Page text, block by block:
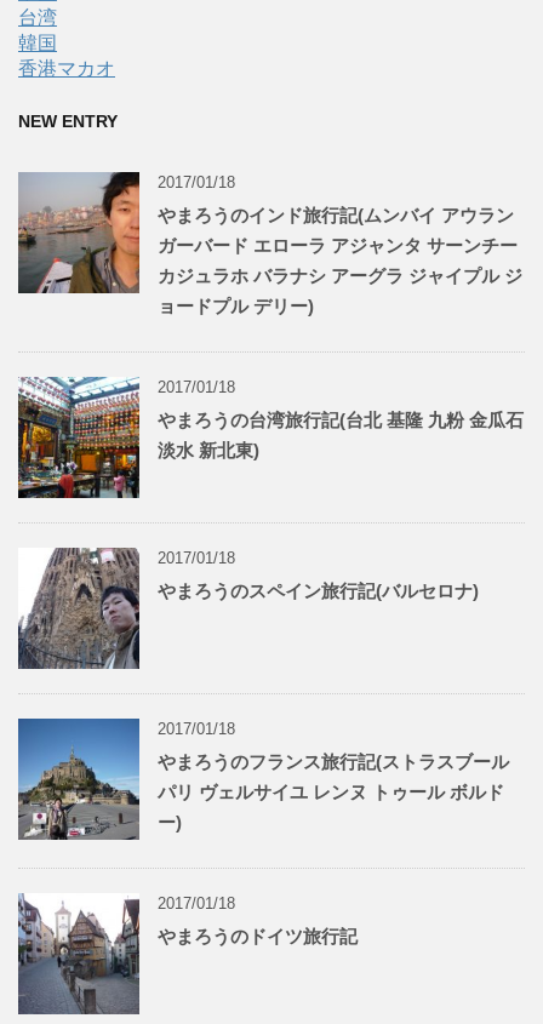
台湾
韓国
香港マカオ
NEW ENTRY
2017/01/18
やまろうのインド旅行記(ムンバイ アウラン
ガーバード エローラ アジャンタ サーンチー
カジュラホ バラナシ アーグラ ジャイプル ジ
ョードプル デリー)
2017/01/18
やまろうの台湾旅行記(台北 基隆 九粉 金瓜石
淡水 新北東)
2017/01/18
やまろうのスペイン旅行記(バルセロナ)
2017/01/18
やまろうのフランス旅行記(ストラスブール
パリ ヴェルサイユ レンヌ トゥール ボルド
ー)
2017/01/18
やまろうのドイツ旅行記